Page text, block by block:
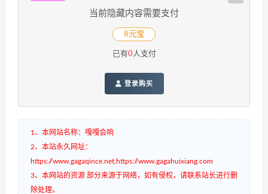
当前隐藏内容需要支付
8元宝
已有0人支付
登录购买
1、本网站名称：嘎嘎会响
2、本站永久网址：
https://www.gagaqince.net,https://www.gagahuixiang.com
3、本网站的资源 部分来源于网络，如有侵权，请联系站长进行删
除处理。